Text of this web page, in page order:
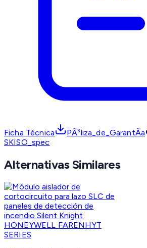
Ficha Técnica PÃ³liza_de_GarantÃ­a
SKISO_spec
Alternativas Similares
HONEYWELL FARENHYT
SERIES